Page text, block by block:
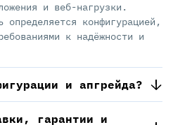
и веб-нагрузки.
определяется конфигурацией,
к надёжности и
и апгрейда?
гарантии и